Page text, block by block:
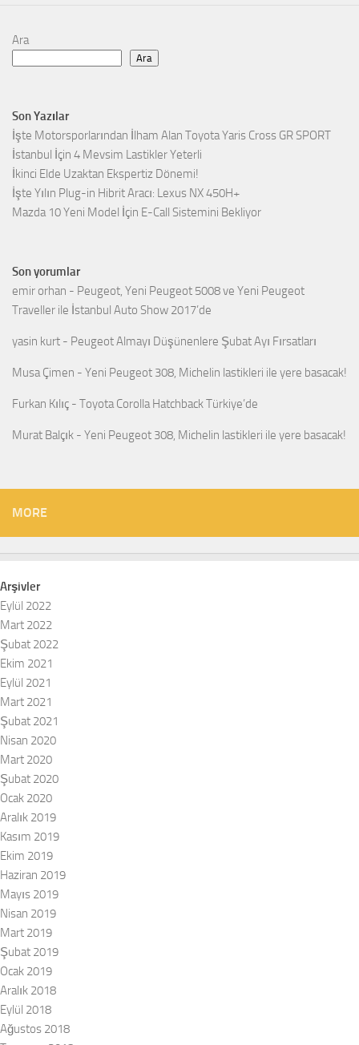
Ara
Ara
Son Yazılar
İşte Motorsporlarından İlham Alan Toyota Yaris Cross GR SPORT
İstanbul İçin 4 Mevsim Lastikler Yeterli
İkinci Elde Uzaktan Ekspertiz Dönemi!
İşte Yılın Plug-in Hibrit Aracı: Lexus NX 450H+
Mazda 10 Yeni Model İçin E-Call Sistemini Bekliyor
Son yorumlar
emir orhan - Peugeot, Yeni Peugeot 5008 ve Yeni Peugeot
Traveller ile İstanbul Auto Show 2017’de
yasin kurt - Peugeot Almayı Düşünenlere Şubat Ayı Fırsatları
Musa Çimen - Yeni Peugeot 308, Michelin lastikleri ile yere basacak!
Furkan Kılıç - Toyota Corolla Hatchback Türkiye’de
Murat Balçık - Yeni Peugeot 308, Michelin lastikleri ile yere basacak!
MORE
Arşivler
Eylül 2022
Mart 2022
Şubat 2022
Ekim 2021
Eylül 2021
Mart 2021
Şubat 2021
Nisan 2020
Mart 2020
Şubat 2020
Ocak 2020
Aralık 2019
Kasım 2019
Ekim 2019
Haziran 2019
Mayıs 2019
Nisan 2019
Mart 2019
Şubat 2019
Ocak 2019
Aralık 2018
Eylül 2018
Ağustos 2018